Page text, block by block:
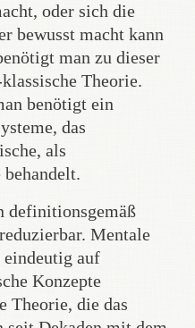
oder sich die
bewusst macht kann
man zu dieser
Theorie.
benötigt ein
das
als
definitionsgemäß
Mentale
auf
Konzepte
Theorie, die das